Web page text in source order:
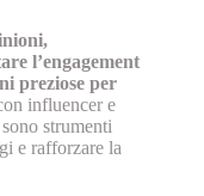
l’engagement
preziose per
influencer e
strumenti
e rafforzare la